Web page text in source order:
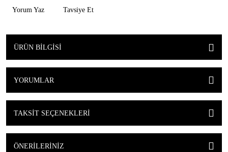
Yorum Yaz Tavsiye Et
ÜRÜN BILGISI
YORUMLAR
TAKSIT SEÇENEKLERI
ÖNERILERINIZ